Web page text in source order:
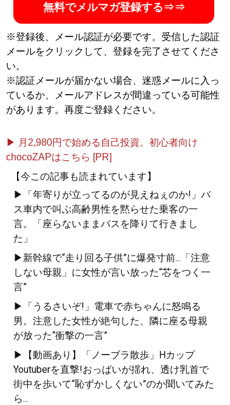
無料でメルマガ登録する⇒⇒
※登録後、メール認証が必要です。受信した認証
メールをクリックして、登録を完了させてくださ
い。
※認証メールが届かない場合、迷惑メールに入っ
ているか、メールアドレスが間違っている可能性
があります。再度ご登録ください。
▶ 月2,980円で始める自己投資。初心者向け
chocoZAPはこちら [PR]
【今この記事も読まれています】
▶「年寄りが立ってるのが見えねぇのか!」バ
ス車内で叫ぶ高齢男性を黙らせた乗客の一
言。「座らないままバスを降りて行きまし
た」
▶新幹線で“走り回る子供”に爆発寸前...「注意
しない母親」に女性が言い放った“芯をつく一
言”
▶「うるさいぞ!」電車で赤ちゃんに怒鳴る
男。注意した女性が絶句した、隣に座る母親
が放った“衝撃の一言”
▶【動画あり】「ノーブラ散歩」Hカップ
Youtuberを直撃!おっぱいが揺れ、透け乳首で
街中を歩いて“恥ずかしくない”のか聞いてみた
ら...